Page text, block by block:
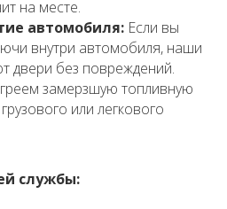
на месте.
автомобиля: Если вы
внутри автомобиля, наши
двери без повреждений.
замерзшую топливную
или легкового
службы: